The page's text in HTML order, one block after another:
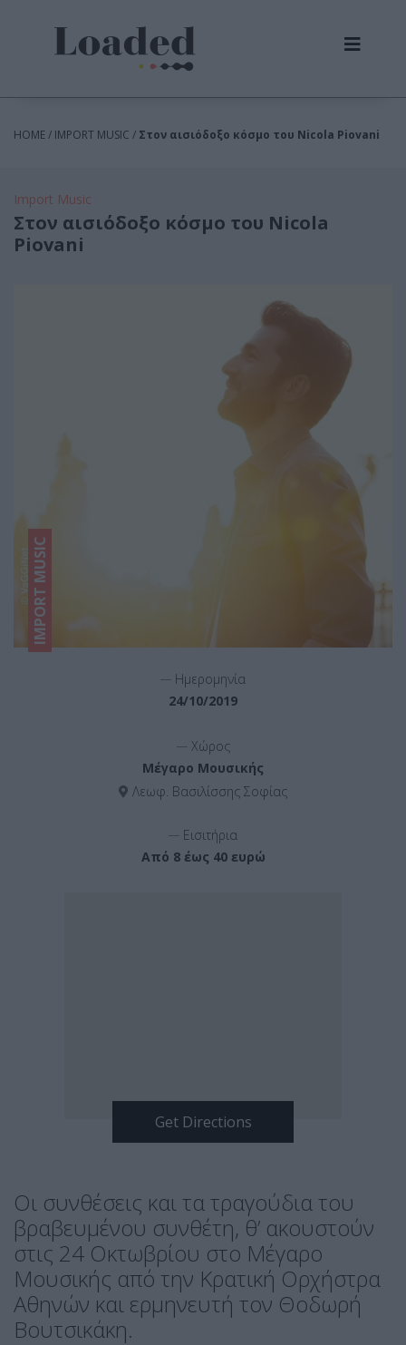
HOME / IMPORT MUSIC / Στον αισιόδοξο κόσμο του Nicola Piovani
Import Music
Στον αισιόδοξο κόσμο του Nicola
Piovani
IMPORT MUSIC
Ημερομηνία
24/10/2019
Χώρος
Μέγαρο Μουσικής
Λεωφ. Βασιλίσσης Σοφίας
Εισιτήρια
Από 8 έως 40 ευρώ
Οι συνθέσεις και τα τραγούδια του
βραβευμένου συνθέτη, θ’ ακουστούν
στις 24 Οκτωβρίου στο Μέγαρο
Μουσικής από την Κρατική Ορχήστρα
Αθηνών και ερμηνευτή τον Θοδωρή
Βουτσικάκη.